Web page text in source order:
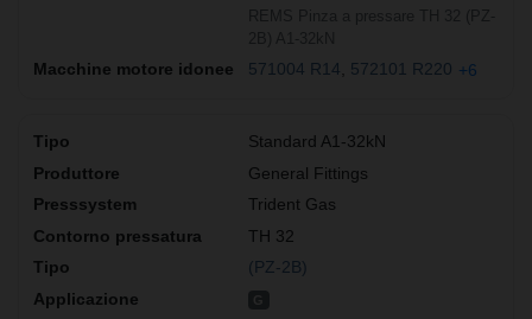
571004 R14 572101 R220 +6
Standard A1-32kN
General Fittings
Trident Gas
TH 32
(PZ-2B)